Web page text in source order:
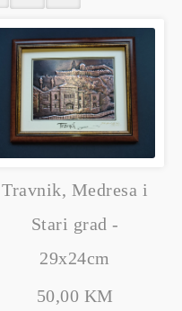
Travnik, Medresa i
Stari grad -
29x24cm
50,00 KM